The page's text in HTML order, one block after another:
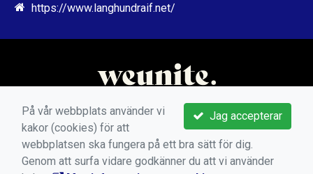
https://www.langhundraif.net/
Jag accepterar
På vår webbplats använder vi
kakor (cookies) för att
webbplatsen ska fungera på ett bra sätt för dig.
Genom att surfa vidare godkänner du att vi använder